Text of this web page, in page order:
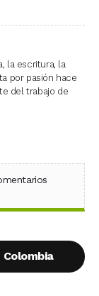
la escritura, la
por pasión hace
del trabajo de
X (Twitter)
en WhatsApp